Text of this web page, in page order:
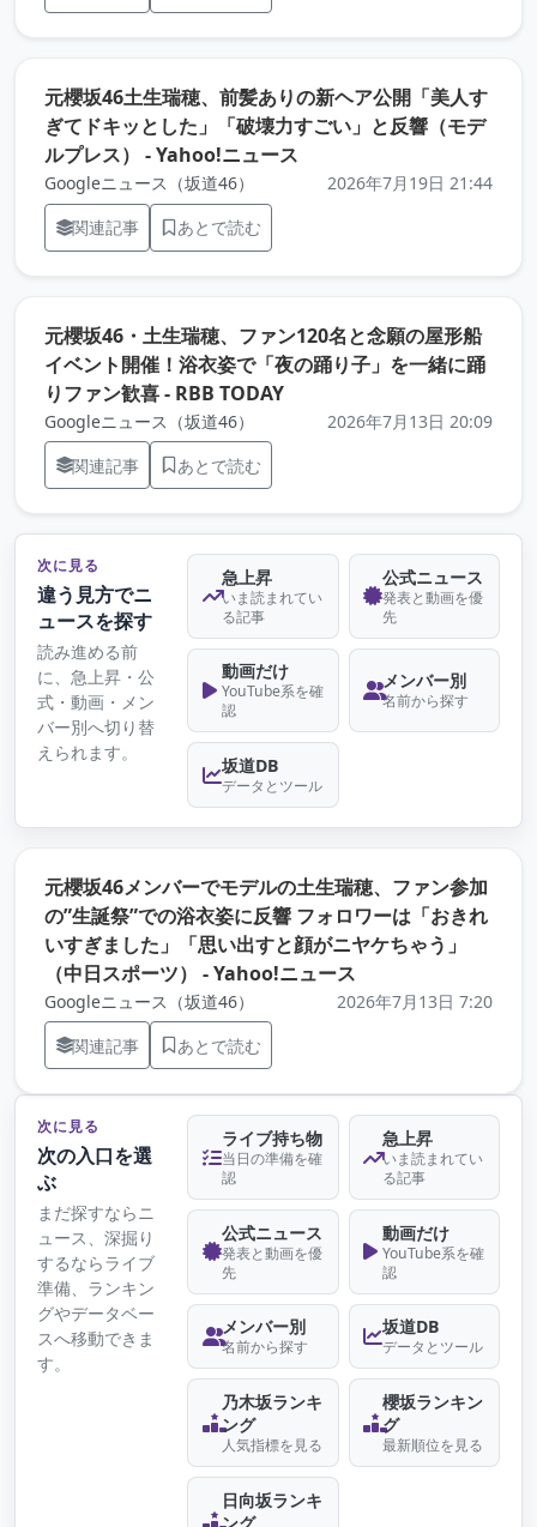
元櫻坂46土生瑞穂、前髪ありの新ヘア公開「美人す
ぎてドキッとした」「破壊力すごい」と反響（モデ
ルプレス） - Yahoo!ニュース
Googleニュース（坂道46）
2026年7月19日 21:44
関連記事
あとで読む
元櫻坂46・土生瑞穂、ファン120名と念願の屋形船
イベント開催！浴衣姿で「夜の踊り子」を一緒に踊
りファン歓喜 - RBB TODAY（元記事を新しいタブで開
Googleニュース（坂道46）
2026年7月13日 20:09
関連記事
あとで読む
次に見る
違う見方でニ
ュースを探す
読み進める前
に、急上昇・公
式・動画・メン
バー別へ切り替
えられます。
急上昇
いま読まれてい
る記事
公式ニュース
発表と動画を優
先
動画だけ
YouTube系を確
認
メンバー別
名前から探す
坂道DB
データとツール
元櫻坂46メンバーでモデルの土生瑞穂、ファン参加
の”生誕祭”での浴衣姿に反響 フォロワーは「おきれ
いすぎました」「思い出すと顔がニヤケちゃう」
（中日スポーツ） - Yahoo!ニュース
Googleニュース（坂道46）
2026年7月13日 7:20
関連記事
あとで読む
次に見る
次の入口を選
ぶ
まだ探すならニ
ュース、深掘り
するならライブ
準備、ランキン
グやデータベー
スへ移動できま
す。
ライブ持ち物
当日の準備を確
認
急上昇
いま読まれてい
る記事
公式ニュース
発表と動画を優
先
動画だけ
YouTube系を確
認
メンバー別
名前から探す
坂道DB
データとツール
乃木坂ランキ
ング
人気指標を見る
櫻坂ランキン
グ
最新順位を見る
日向坂ランキ
ング